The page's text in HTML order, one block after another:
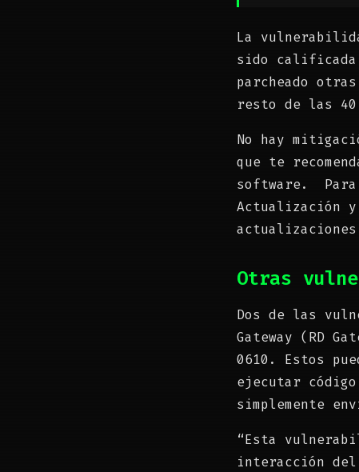
La
sido calificada
parcheado
resto de las
No hay
que te
software. Para
Actualización y
Otras
Dos de las
Gateway (RD
0610. Estos
ejecutar
simplemente
“Esta
interacción del